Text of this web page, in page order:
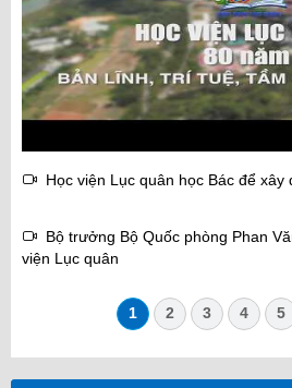
Học viện Lục quân học Bác để
Bộ trưởng Bộ Quốc phòng Phan
viện Lục quân
1 2 3 4 5